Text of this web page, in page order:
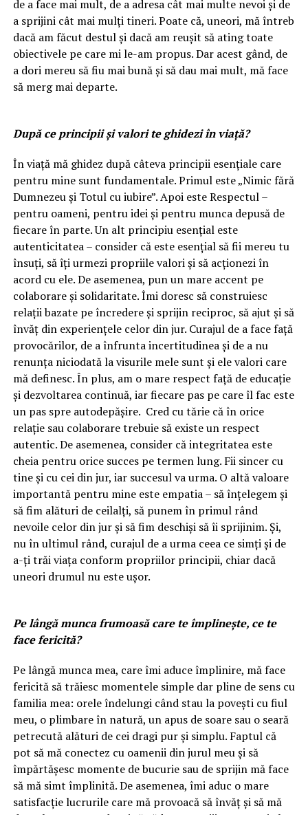
de a face mai mult, de a adresa cât mai multe nevoi și de
a sprijini cât mai mulți tineri. Poate că, uneori, mă întreb
dacă am făcut destul și dacă am reușit să ating toate
obiectivele pe care mi le-am propus. Dar acest gând, de
a dori mereu să fiu mai bună și să dau mai mult, mă face
să merg mai departe.
După ce principii și valori te ghidezi în viață?
În viață mă ghidez după câteva principii esențiale care
pentru mine sunt fundamentale. Primul este „Nimic fără
Dumnezeu și Totul cu iubire”. Apoi este Respectul –
pentru oameni, pentru idei și pentru munca depusă de
fiecare în parte. Un alt principiu esențial este
autenticitatea – consider că este esențial să fii mereu tu
însuți, să îți urmezi propriile valori și să acționezi în
acord cu ele. De asemenea, pun un mare accent pe
colaborare și solidaritate. Îmi doresc să construiesc
relații bazate pe încredere și sprijin reciproc, să ajut și să
învăț din experiențele celor din jur. Curajul de a face față
provocărilor, de a înfrunta incertitudinea și de a nu
renunța niciodată la visurile mele sunt și ele valori care
mă definesc. În plus, am o mare respect față de educație
și dezvoltarea continuă, iar fiecare pas pe care îl fac este
un pas spre autodepășire. Cred cu tărie că în orice
relație sau colaborare trebuie să existe un respect
autentic. De asemenea, consider că integritatea este
cheia pentru orice succes pe termen lung. Fii sincer cu
tine și cu cei din jur, iar succesul va urma. O altă valoare
importantă pentru mine este empatia – să înțelegem și
să fim alături de ceilalți, să punem în primul rând
nevoile celor din jur și să fim deschiși să îi sprijinim. Și,
nu în ultimul rând, curajul de a urma ceea ce simți și de
a-ți trăi viața conform propriilor principii, chiar dacă
uneori drumul nu este ușor.
Pe lângă munca frumoasă care te împlinește, ce te
face fericită?
Pe lângă munca mea, care îmi aduce împlinire, mă face
fericită să trăiesc momentele simple dar pline de sens cu
familia mea: orele îndelungi când stau la povești cu fiul
meu, o plimbare în natură, un apus de soare sau o seară
petrecută alături de cei dragi pur și simplu. Faptul că
pot să mă conectez cu oamenii din jurul meu și să
împărtășesc momente de bucurie sau de sprijin mă face
să mă simt împlinită. De asemenea, îmi aduc o mare
satisfacție lucrurile care mă provoacă să învăț și să mă